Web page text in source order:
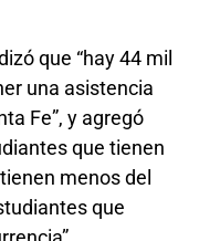
que “hay 44 mil
una asistencia
Fe”, y agregó
que tienen
menos del
que